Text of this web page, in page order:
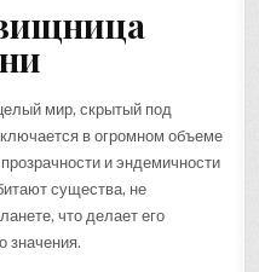
мир, скрытый под
в огромном объеме
и эндемичности
существа, не
что делает его
значения.